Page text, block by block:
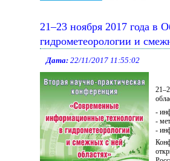
21–23 ноября 2017 года в
гидрометеорологии и
Дата: 22/11/2017 11:55:02
-
-
-